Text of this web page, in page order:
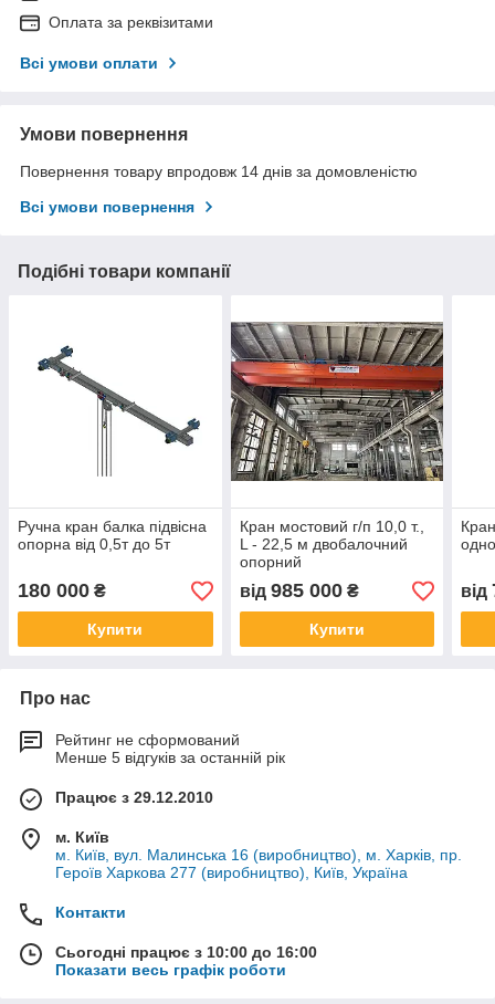
Оплата за реквізитами
Всі умови оплати
Умови повернення
Повернення товару впродовж 14 днів за домовленістю
Всі умови повернення
Подібні товари компанії
Ручна кран балка підвісна
опорна від 0,5т до 5т
180 000 ₴
Купити
Кран мостовий г/п 10,0 т.,
L - 22,5 м двобалочний
опорний
від 985 000₴
Купити
від
Про нас
Рейтинг не сформований
Менше 5 відгуків за останній рік
Працює з 29.12.2010
м. Київ
м. Київ, вул. Малинська 16 (виробництво), м. Харків, пр.
Героїв Харкова 277 (виробництво), Київ, Україна
Контакти
Сьогодні працює з 10:00 до 16:00
Показати весь графік роботи